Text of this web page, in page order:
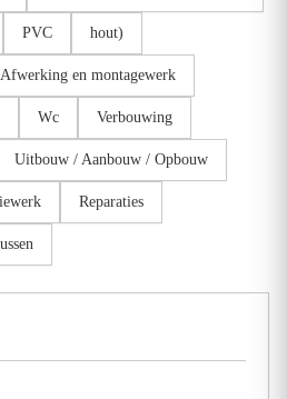
PVC hout)
Afwerking en montagewerk
Wc Verbouwing
Uitbouw / Aanbouw / Opbouw
Reparaties